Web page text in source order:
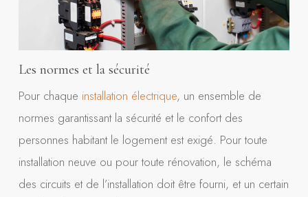
Les normes et la sécurité
Pour chaque installation électrique, un ensemble de
normes garantissant la sécurité et le confort des
personnes habitant le logement est exigé. Pour toute
installation neuve ou pour toute rénovation, le schéma
des circuits et de l’installation doit être fourni, et un certain